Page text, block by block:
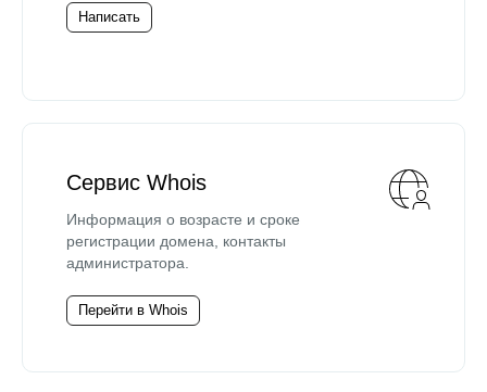
Написать
Сервис Whois
Информация о возрасте и сроке
регистрации домена, контакты
администратора.
Перейти в Whois